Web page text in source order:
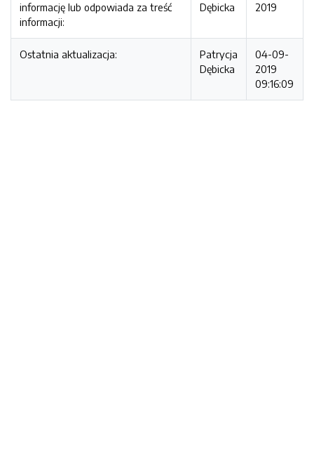
informację lub odpowiada za treść
informacji:
Dębicka
2019
Ostatnia aktualizacja:
Patrycja
Dębicka
04-09-
2019
09:16:09